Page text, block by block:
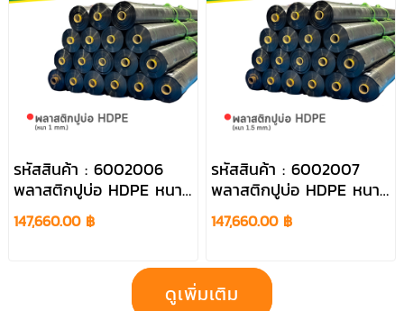
รหัสสินค้า : 6002006
พลาสติกปูบ่อ HDPE หนา
1 mm.
147,660.00 ฿
รหัสสินค้า : 6002007
พลาสติกปูบ่อ HDPE หนา
1.5 mm.
147,660.00 ฿
ดูเพิ่มเติม